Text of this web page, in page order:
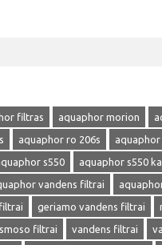
filtras aquaphor morion
aquaphor ro 206s
aquaphor
s550 aquaphor s550
vandens filtrai
filtrai geriamo vandens filtrai
filtrai vandens filtrai